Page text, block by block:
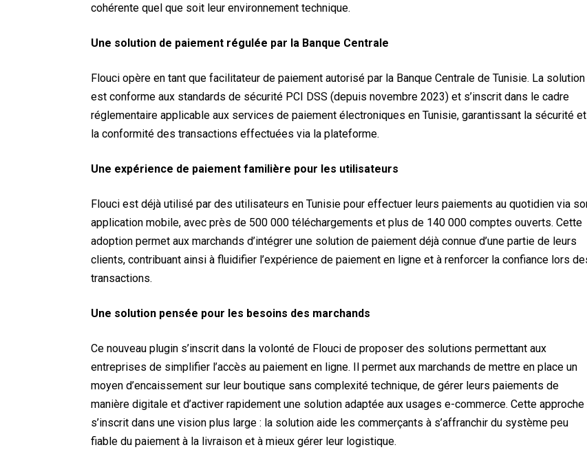
cohérente quel que soit leur environnement technique.
Une solution de paiement régulée par la Banque Centrale
Flouci opère en tant que facilitateur de paiement autorisé par la Banque Centrale de Tunisie. La solution
est conforme aux standards de sécurité PCI DSS (depuis novembre 2023) et s’inscrit dans le cadre
réglementaire applicable aux services de paiement électroniques en Tunisie, garantissant la sécurité et
la conformité des transactions effectuées via la plateforme.
Une expérience de paiement familière pour les utilisateurs
Flouci est déjà utilisé par des utilisateurs en Tunisie pour effectuer leurs paiements au quotidien via
application mobile, avec près de 500 000 téléchargements et plus de 140 000 comptes ouverts. Cette
adoption permet aux marchands d’intégrer une solution de paiement déjà connue d’une partie de leurs
clients, contribuant ainsi à fluidifier l’expérience de paiement en ligne et à renforcer la confiance lors
transactions.
Une solution pensée pour les besoins des marchands
Ce nouveau plugin s’inscrit dans la volonté de Flouci de proposer des solutions permettant aux
entreprises de simplifier l’accès au paiement en ligne. Il permet aux marchands de mettre en place un
moyen d’encaissement sur leur boutique sans complexité technique, de gérer leurs paiements de
manière digitale et d’activer rapidement une solution adaptée aux usages e-commerce. Cette approche
s’inscrit dans une vision plus large : la solution aide les commerçants à s’affranchir du système peu
fiable du paiement à la livraison et à mieux gérer leur logistique.